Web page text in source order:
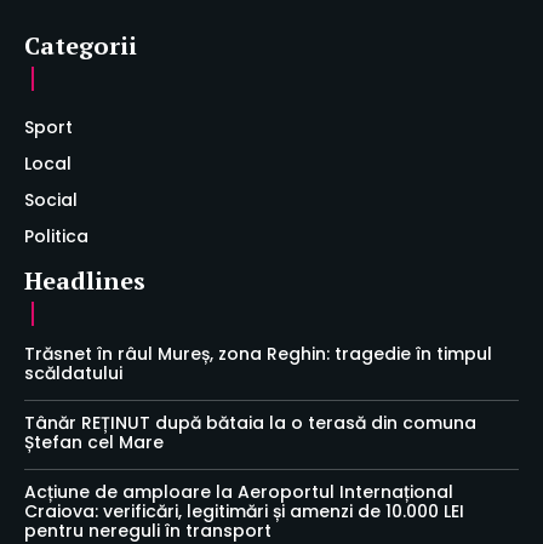
Categorii
Sport
Local
Social
Politica
Headlines
Trăsnet în râul Mureș, zona Reghin: tragedie în timpul
scăldatului
Tânăr REȚINUT după bătaia la o terasă din comuna
Ștefan cel Mare
Acțiune de amploare la Aeroportul Internațional
Craiova: verificări, legitimări și amenzi de 10.000 LEI
pentru nereguli în transport